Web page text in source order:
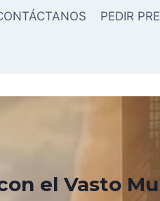
PEDIR
el Vasto